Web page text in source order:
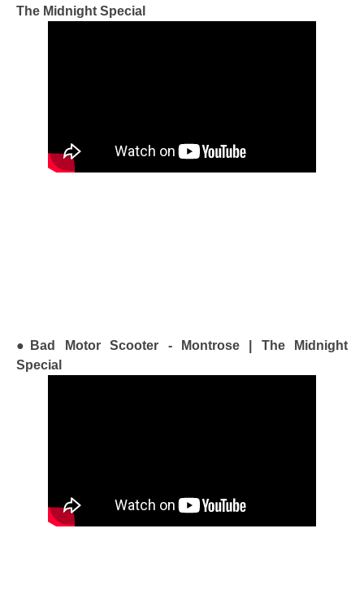
The Midnight Special
●Bad Motor Scooter - Montrose | The Midnight
Special